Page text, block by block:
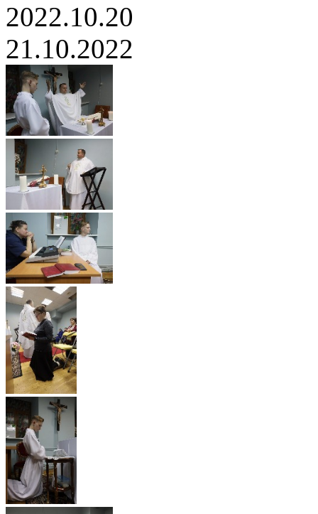
2022.10.20
21.10.2022